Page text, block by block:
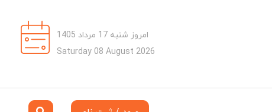
امروز شنبه 17 مرداد 1405
Saturday 08 August 2026